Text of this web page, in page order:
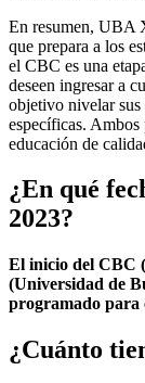
En resumen, UBA
que prepara a los
el CBC es una
deseen ingresar a
objetivo nivelar sus
específicas. Ambos
educación de
¿En qué
2023?
El inicio del CBC
(Universidad de
programado para
¿Cuánto